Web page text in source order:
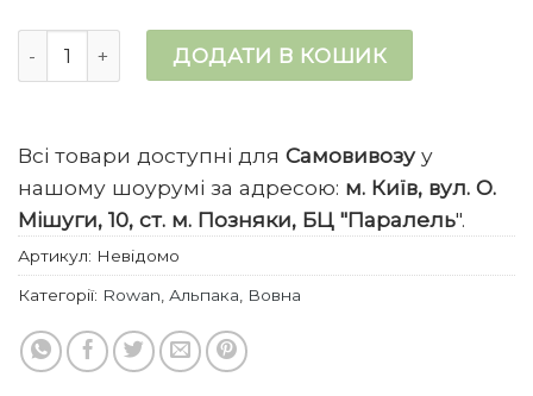
Felted Tweed кількість
ДОДАТИ В КОШИК
Всі товари доступні для Самовивозуу
нашому шоурумі за адресою: м. Київ, вул. О.
Мішуги, 10, ст. м. Позняки, БЦ "Паралель".
Артикул: Невідомо
Категорії: Rowan Альпака Вовна